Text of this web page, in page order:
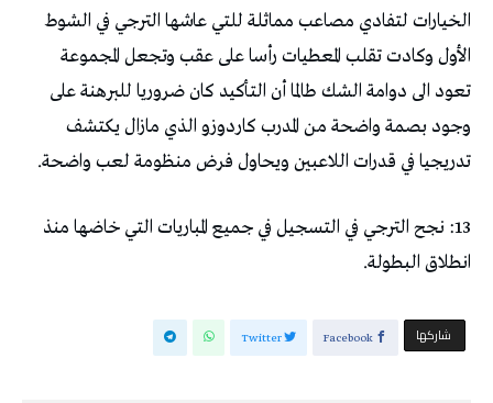
الخيارات لتفادي مصاعب مماثلة للتي عاشها الترجي في الشوط
الأول وكادت تقلب المعطيات رأسا على عقب وتجعل المجموعة
تعود الى دوامة الشك طالما أن التأكيد كان ضروريا للبرهنة على
وجود بصمة واضحة من المدرب كاردوزو الذي مازال يكتشف
تدريجيا في قدرات اللاعبين ويحاول فرض منظومة لعب واضحة.
13: نجح الترجي في التسجيل في جميع المباريات التي خاضها منذ
انطلاق البطولة.
‫‫ شاركها‬ Facebook
Twitter